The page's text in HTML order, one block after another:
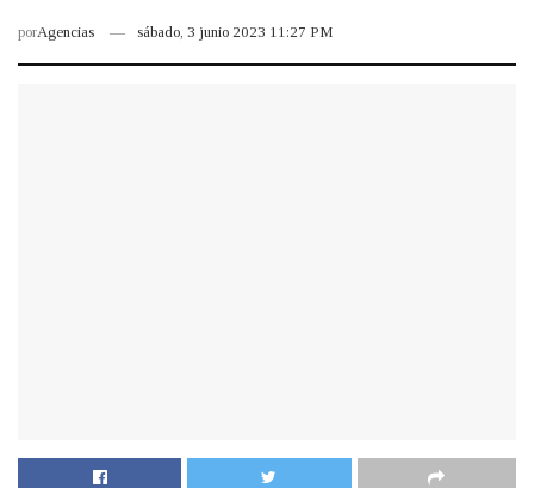
porAgencias sábado, 3 junio 2023 11:27 PM